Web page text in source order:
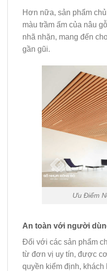
Hơn nữa, sản phẩm
màu trầm ấm của nâu
nhã nhặn, mang đến
gần gũi.
Ưu Điểm
An toàn với người
Đối với các sản phẩm
từ đơn vị uy tín, được
quyền kiểm định, khách